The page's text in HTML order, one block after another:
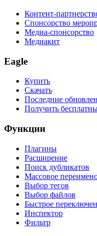
Контент-
Спонсорство
Медиа-спонсорство
Медиакит
Eagle
Купить
Скачать
Последние
Получить
Функции
Плагины
Расширение
Поиск дубликатов
Массовое
Выбор тегов
Выбор файлов
Быстрое
Инспектор
Фильтр